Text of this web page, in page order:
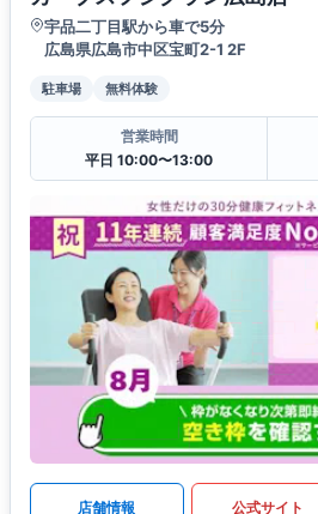
宇品二丁目駅から車で5分
広島県広島市中区宝町2-1 2F
駐車場 無料体験
営業時間
平日 10:00〜13:00
店舗情報 公式サイト